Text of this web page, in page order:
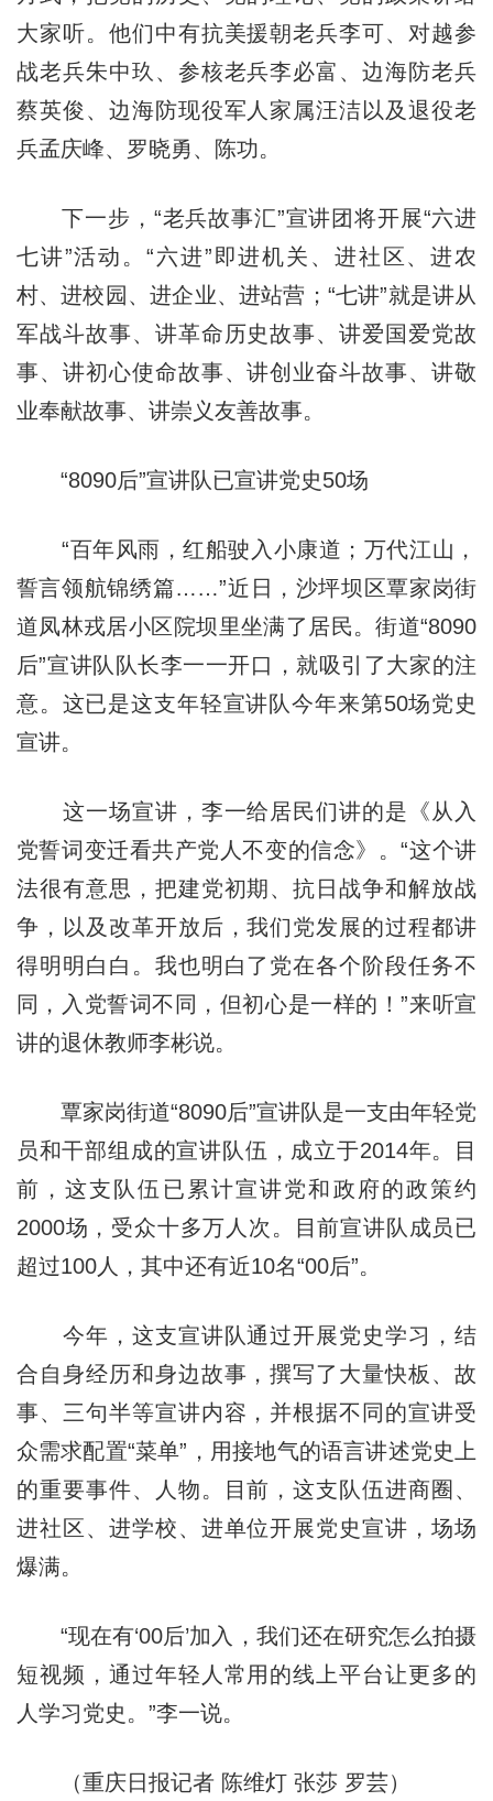
大家听。他们中有抗美援朝老兵李可、对越参
战老兵朱中玖、参核老兵李必富、边海防老兵
蔡英俊、边海防现役军人家属汪洁以及退役老
兵孟庆峰、罗晓勇、陈功。
下一步，“老兵故事汇”宣讲团将开展“六进
七讲”活动。“六进”即进机关、进社区、进农
村、进校园、进企业、进站营；“七讲”就是讲从
军战斗故事、讲革命历史故事、讲爱国爱党故
事、讲初心使命故事、讲创业奋斗故事、讲敬
业奉献故事、讲崇义友善故事。
“8090后”宣讲队已宣讲党史50场
“百年风雨，红船驶入小康道；万代江山，
誓言领航锦绣篇……”近日，沙坪坝区覃家岗街
道凤林戎居小区院坝里坐满了居民。街道“8090
后”宣讲队队长李一一开口，就吸引了大家的注
意。这已是这支年轻宣讲队今年来第50场党史
宣讲。
这一场宣讲，李一给居民们讲的是《从入
党誓词变迁看共产党人不变的信念》。“这个讲
法很有意思，把建党初期、抗日战争和解放战
争，以及改革开放后，我们党发展的过程都讲
得明明白白。我也明白了党在各个阶段任务不
同，入党誓词不同，但初心是一样的！”来听宣
讲的退休教师李彬说。
覃家岗街道“8090后”宣讲队是一支由年轻党
员和干部组成的宣讲队伍，成立于2014年。目
前，这支队伍已累计宣讲党和政府的政策约
2000场，受众十多万人次。目前宣讲队成员已
超过100人，其中还有近10名“00后”。
今年，这支宣讲队通过开展党史学习，结
合自身经历和身边故事，撰写了大量快板、故
事、三句半等宣讲内容，并根据不同的宣讲受
众需求配置“菜单”，用接地气的语言讲述党史上
的重要事件、人物。目前，这支队伍进商圈、
进社区、进学校、进单位开展党史宣讲，场场
爆满。
“现在有‘00后’加入，我们还在研究怎么拍摄
短视频，通过年轻人常用的线上平台让更多的
人学习党史。”李一说。
（重庆日报记者 陈维灯 张莎 罗芸）